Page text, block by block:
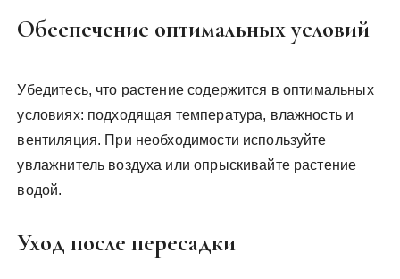
Обеспечение оптимальных условий
Убедитесь, что растение содержится в оптимальных
условиях: подходящая температура, влажность и
вентиляция. При необходимости используйте
увлажнитель воздуха или опрыскивайте растение
водой.
Уход после пересадки